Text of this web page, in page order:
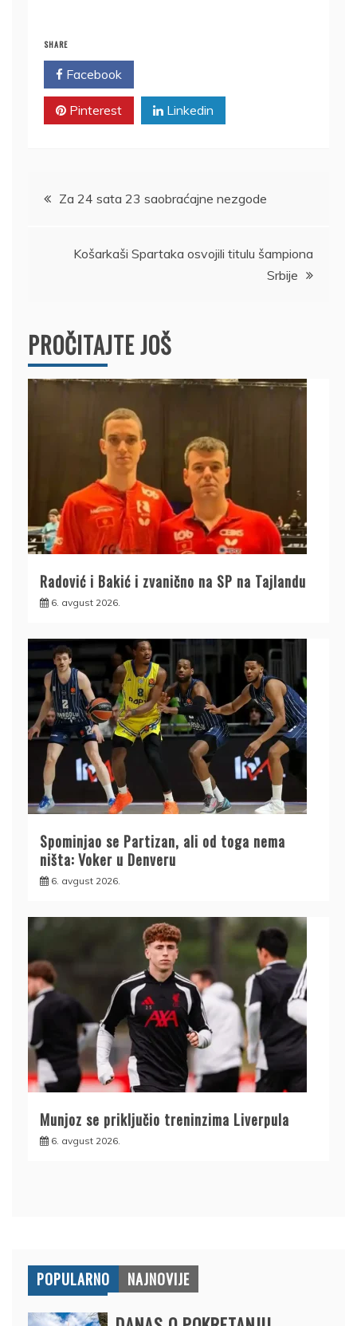
SHARE
Facebook
Pinterest Linkedin
Kretanje
Za 24 sata 23 saobraćajne nezgode
Košarkaši Spartaka osvojili titulu šampiona
Srbije
PROČITAJTE JOŠ
Radović i Bakić i zvanično na SP na Tajlandu
6. avgust 2026.
Spominjao se Partizan, ali od toga nema
ništa: Voker u Denveru
6. avgust 2026.
Munjoz se priključio treninzima Liverpula
6. avgust 2026.
POPULARNO NAJNOVIJE